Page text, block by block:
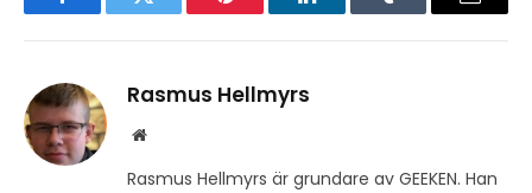
FacebookTwitter Pinterest LinkedInTumblr Email
Rasmus Hellmyrs
Website
Rasmus Hellmyrs är grundare av GEEKEN. Han